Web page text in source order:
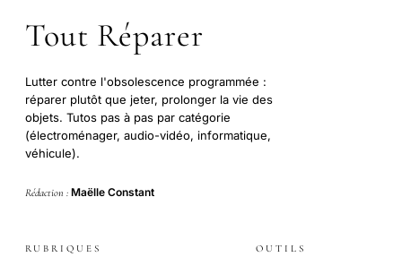
Tout Réparer
Lutter contre l'obsolescence programmée :
réparer plutôt que jeter, prolonger la vie des
objets. Tutos pas à pas par catégorie
(électroménager, audio-vidéo, informatique,
véhicule).
Rédaction : Maëlle Constant
RUBRIQUES OUTILS